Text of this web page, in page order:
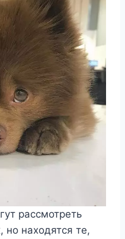
рассмотреть
но находятся те,